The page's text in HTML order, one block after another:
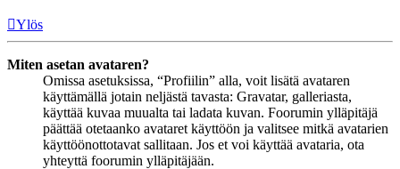
Ylös
Miten asetan avataren?
Omissa asetuksissa, “Profiilin” alla, voit lisätä avataren
käyttämällä jotain neljästä tavasta: Gravatar, galleriasta,
käyttää kuvaa muualta tai ladata kuvan. Foorumin ylläpitäjä
päättää otetaanko avataret käyttöön ja valitsee mitkä avatarien
käyttöönottotavat sallitaan. Jos et voi käyttää avataria, ota
yhteyttä foorumin ylläpitäjään.